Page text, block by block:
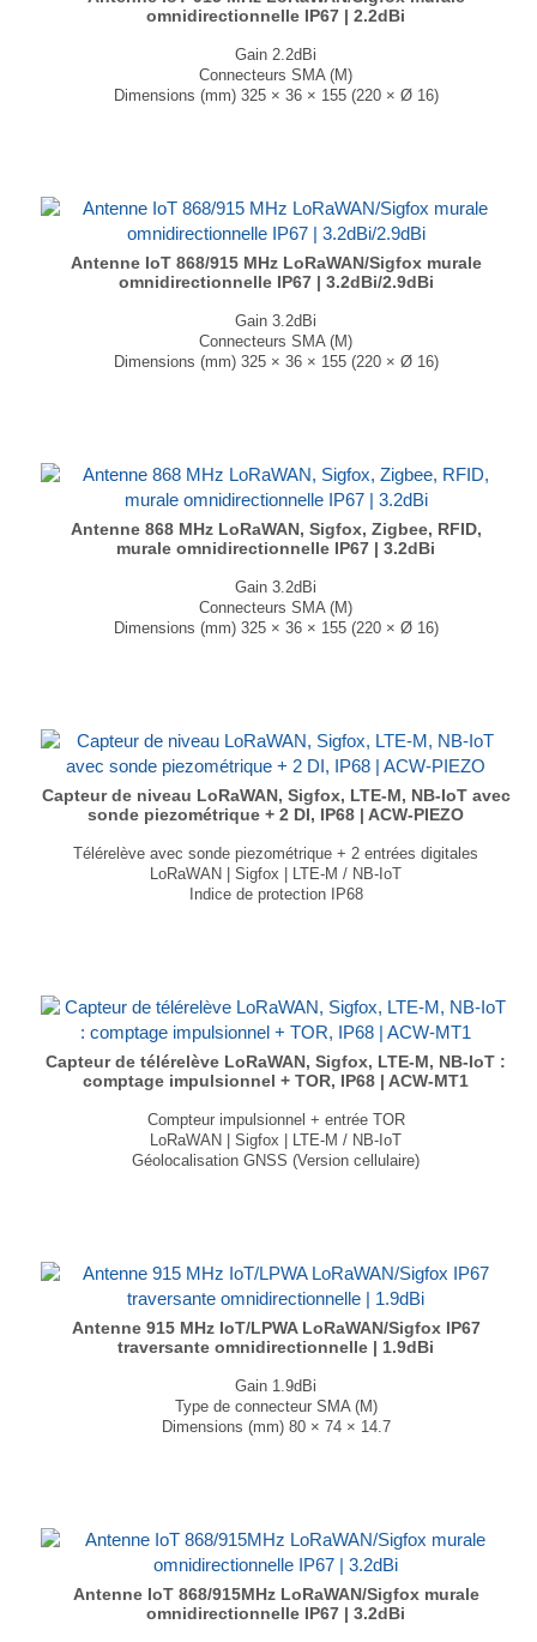
omnidirectionnelle IP67 | 2.2dBi
Gain 2.2dBi
Connecteurs SMA (M)
Dimensions (mm) 325 × 36 × 155 (220 × Ø 16)
Antenne IoT 868/915 MHz LoRaWAN/Sigfox murale
omnidirectionnelle IP67 | 3.2dBi/2.9dBi
Gain 3.2dBi
Connecteurs SMA (M)
Dimensions (mm) 325 × 36 × 155 (220 × Ø 16)
Antenne 868 MHz LoRaWAN, Sigfox, Zigbee, RFID,
murale omnidirectionnelle IP67 | 3.2dBi
Gain 3.2dBi
Connecteurs SMA (M)
Dimensions (mm) 325 × 36 × 155 (220 × Ø 16)
Capteur de niveau LoRaWAN, Sigfox, LTE-M, NB-IoT avec
sonde piezométrique + 2 DI, IP68 | ACW-PIEZO
Télérelève avec sonde piezométrique + 2 entrées digitales
LoRaWAN | Sigfox | LTE-M / NB-IoT
Indice de protection IP68
Poids : 100g
...
Capteur de télérelève LoRaWAN, Sigfox, LTE-M, NB-IoT :
comptage impulsionnel + TOR, IP68 | ACW-MT1
Compteur impulsionnel + entrée TOR
LoRaWAN | Sigfox | LTE-M / NB-IoT
Géolocalisation GNSS (Version cellulaire)
Poids : 100g
...
Antenne 915 MHz IoT/LPWA LoRaWAN/Sigfox IP67
traversante omnidirectionnelle | 1.9dBi
Gain 1.9dBi
Type de connecteur SMA (M)
Dimensions (mm) 80 × 74 × 14.7
Antenne IoT 868/915MHz LoRaWAN/Sigfox murale
omnidirectionnelle IP67 | 3.2dBi